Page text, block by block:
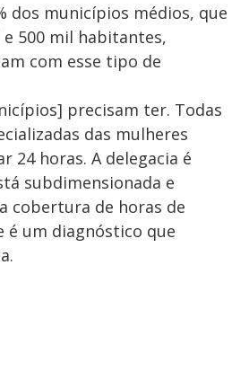
dos municípios médios, que
500 mil habitantes,
com esse tipo de
precisam ter. Todas
das mulheres
24 horas. A delegacia é
subdimensionada e
cobertura de horas de
é um diagnóstico que